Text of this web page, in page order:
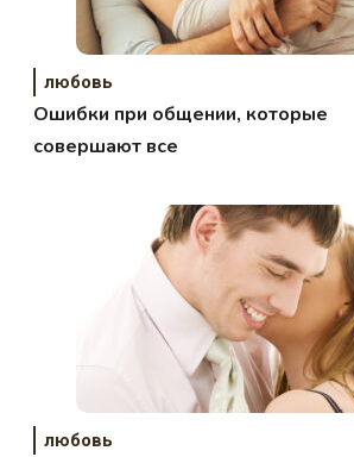
любовь
Ошибки при общении, которые
совершают все
любовь